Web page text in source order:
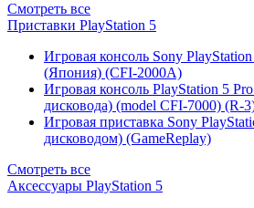
Смотреть все
Приставки PlayStation 5
Игровая консоль Sony
(Япония) (CFI-2000A)
Игровая консоль PlayStation 5
дисковода) (model CFI-7000) (R-
Игровая приставка Sony
дисководом) (GameReplay)
Смотреть все
Аксессуары PlayStation 5